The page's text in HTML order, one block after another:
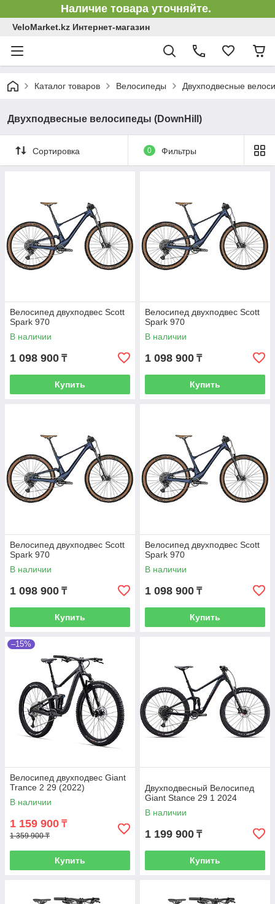
Наличие товара уточняйте.
VeloMarket.kz Интернет-магазин
Каталог товаров Велосипеды Двухподвесные
Двухподвесные велосипеды (DownHill)
Сортировка 0 Фильтры
Велосипед двухподвес Scott
Spark 970
В наличии
1 098 900 ₸
Купить
Велосипед двухподвес Scott
Spark 970
В наличии
1 098 900 ₸
Купить
Велосипед двухподвес Scott
Spark 970
В наличии
1 098 900 ₸
Купить
Велосипед двухподвес Scott
Spark 970
В наличии
1 098 900 ₸
Купить
–15%
Велосипед двухподвес Giant
Trance 2 29 (2022)
В наличии
1 159 900 ₸
1 359 900 ₸
Купить
Двухподвесный Велосипед
Giant Stance 29 1 2024
В наличии
1 199 900 ₸
Купить